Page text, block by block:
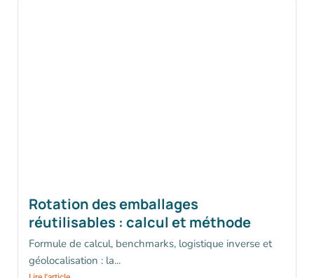
Rotation des emballages
réutilisables : calcul et méthode
Formule de calcul, benchmarks, logistique inverse et
géolocalisation : la...